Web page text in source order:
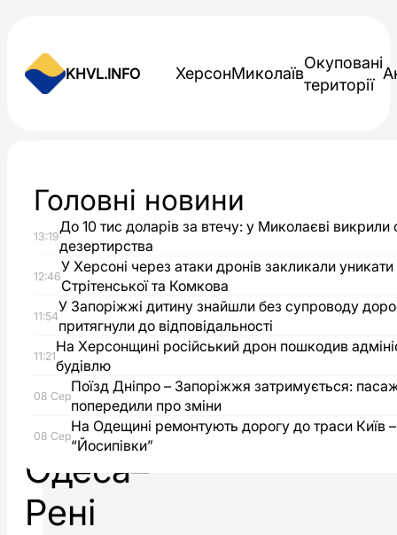
KHVL.INFO ХерсонМиколаїв
Окуповані
території
На
Одещині
планують
масштабну
модернізацію
траси
Одеса–
Рені
Головні новини
13:19
До 10 тис доларів за втечу: у Миколаєві викрили
дезертирства
12:46
У Херсоні через атаки дронів закликали
Стрітенської та Комкова
11:54
У Запоріжжі дитину знайшли без супроводу
притягнули до відповідальності
11:21
На Херсонщині російський дрон пошкодив
будівлю
08 Сер
Поїзд Дніпро – Запоріжжя затримується:
попередили про зміни
08 Сер
На Одещині ремонтують дорогу до траси Київ
“Йосипівки”